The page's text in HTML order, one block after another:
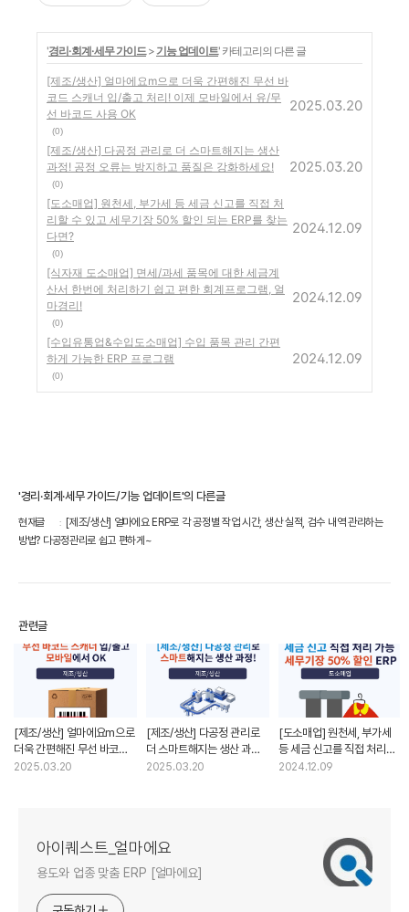
'경리·회계·세무 가이드> 기능 업데이트' 카테고리의 다른 글
[제조/생산] 얼마에요m으로 더욱 간편해진 무선 바
코드 스캐너 입/출고 처리! 이제 모바일에서 유/무
선 바코드 사용 OK
(0)
2025.03.20
[제조/생산] 다공정 관리로 더 스마트해지는 생산
과정! 공정 오류는 방지하고 품질은 강화하세요!
(0)
2025.03.20
[도소매업] 원천세, 부가세 등 세금 신고를 직접 처
리할 수 있고 세무기장 50% 할인 되는 ERP를 찾는
다면?
(0)
2024.12.09
[식자재 도소매업] 면세/과세 품목에 대한 세금계
산서 한번에 처리하기 쉽고 편한 회계프로그램, 얼
마경리!
(0)
2024.12.09
[수입유통업&수입도소매업] 수입 품목 관리 간편
하게 가능한 ERP 프로그램
(0)
2024.12.09
'경리·회계·세무 가이드/기능 업데이트'의 다른글
현재글
[제조/생산] 얼마에요 ERP로 각 공정별 작업 시간, 생산 실적, 검수 내역 관리하는
방법? 다공정관리로 쉽고 편하게~
관련글
[제조/생산] 얼마에요m으로
더욱 간편해진 무선 바코드
스캐너 입/출고 처리! 이제
2025.03.20
[제조/생산] 다공정 관리로
더 스마트해지는 생산 과정!
공정 오류는 방지하고
2025.03.20
[도소매업] 원천세, 부가세
등 세금 신고를 직접 처리할
수 있고 세무기장 50% 할인
2024.12.09
아이퀘스트_얼마에요
용도와 업종 맞춤 ERP [얼마에요]